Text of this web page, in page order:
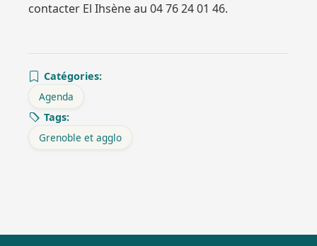
contacter El Ihsène au 04 76 24 01 46.
Catégories:
Agenda
Tags:
Grenoble et agglo